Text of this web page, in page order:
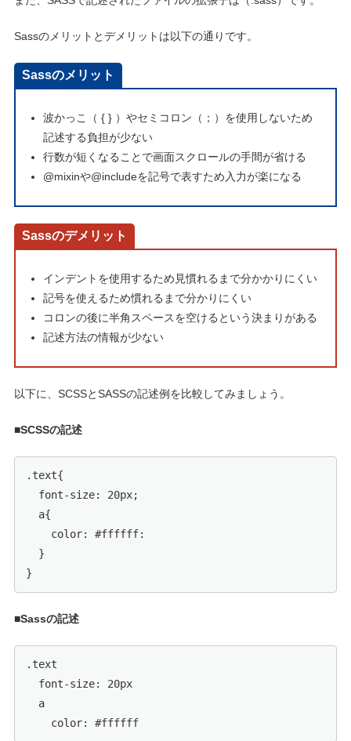
Sassのメリットとデメリットは以下の通りです。
Sassのメリット
波かっこ（ { } ）やセミコロン（；）を使用しないため
記述する負担が少ない
行数が短くなることで画面スクロールの手間が省ける
@mixinや@includeを記号で表すため入力が楽になる
Sassのデメリット
インデントを使用するため見慣れるまで分かかりにくい
記号を使えるため慣れるまで分かりにくい
コロンの後に半角スペースを空けるという決まりがある
記述方法の情報が少ない
以下に、SCSSとSASSの記述例を比較してみましょう。
■SCSSの記述
.text{
■Sassの記述
.text